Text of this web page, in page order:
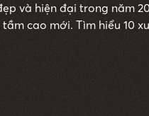
và hiện đại trong năm
cao mới. Tìm hiểu 10